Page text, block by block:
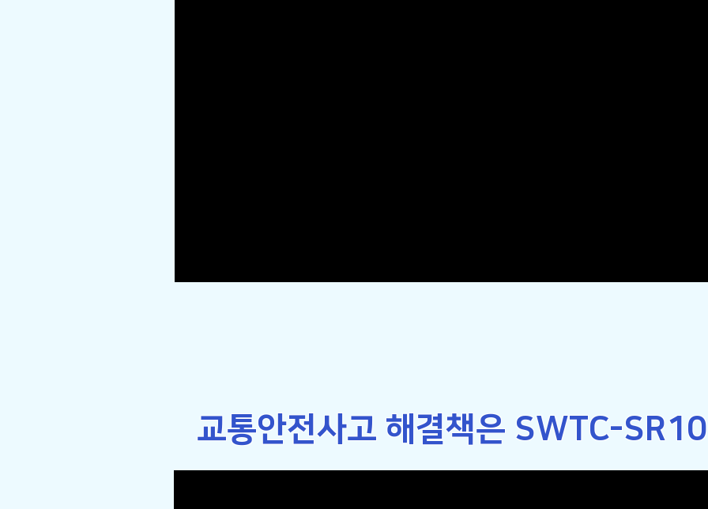
SWTC-SR100S 의 특·장점
교통안전사고 해결책은 SWTC-